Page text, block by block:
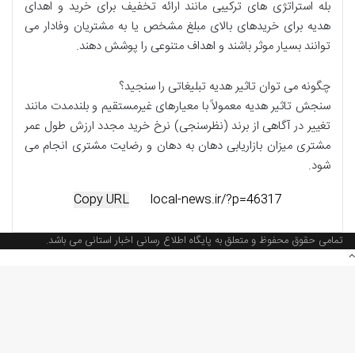
بله استراتژی های ترکیبی مانند ارائه تخفیف برای خرید و اهدای
هدیه برای خریدهای بالای مبلغ مشخص یا به مشتریان وفادار می
توانند بسیار موثر باشند و اهداف متنوعی را پوشش دهند.
چگونه می توان تاثیر هدیه تبلیغاتی را سنجید؟
سنجش تاثیر هدیه معمولاً با معیارهای غیرمستقیم و بلندمدت مانند
تغییر در آگاهی از برند (نظرسنجی) نرخ خرید مجدد ارزش طول عمر
مشتری میزان بازاریابی دهان به دهان و رضایت مشتری انجام می
شود.
Copy URL
تمامی حقوق محفوظ و متعلق به پایگاه اطلاع رسانی اخبار استانی می باشد.